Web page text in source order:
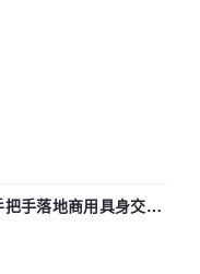
手落地商用具身交互